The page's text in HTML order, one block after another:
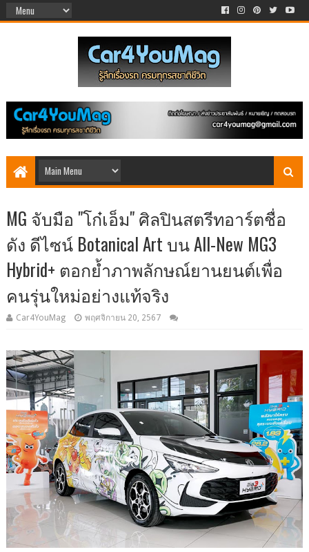
MG จับมือ "โก๋เอ็ม" ศิลปินสตรีทอาร์ตชื่อ
ดัง ดีไซน์ Botanical Art บน All-New MG3
Hybrid+ ตอกย้ำภาพลักษณ์ยานยนต์เพื่อ
คนรุ่นใหม่อย่างแท้จริง
Car4YouMag พฤศจิกายน 20, 2567